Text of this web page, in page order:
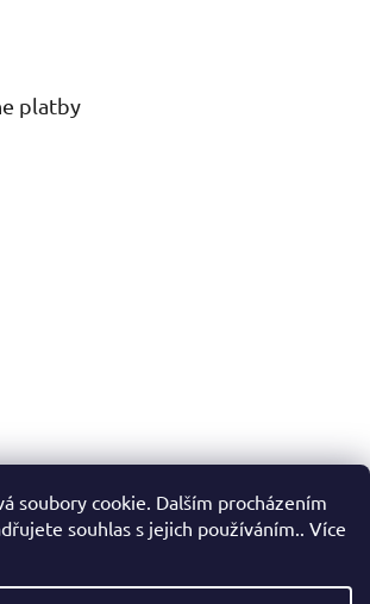
soubory cookie. Dalším procházením
souhlas s jejich používáním.. Více
platby